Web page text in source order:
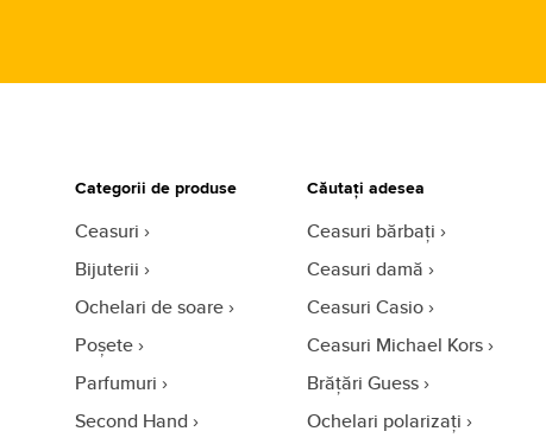
Categorii de produse
Ceasuri
Bijuterii
Ochelari de soare
Poșete
Parfumuri
Second Hand
Căutați adesea
Ceasuri bărbați
Ceasuri damă
Ceasuri Casio
Ceasuri Michael Kors
Brățări Guess
Ochelari polarizați